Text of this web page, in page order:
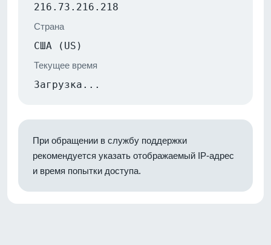
216.73.216.218
Страна
США (US)
Текущее время
Загрузка...
При обращении в службу поддержки
рекомендуется указать отображаемый IP-адрес
и время попытки доступа.